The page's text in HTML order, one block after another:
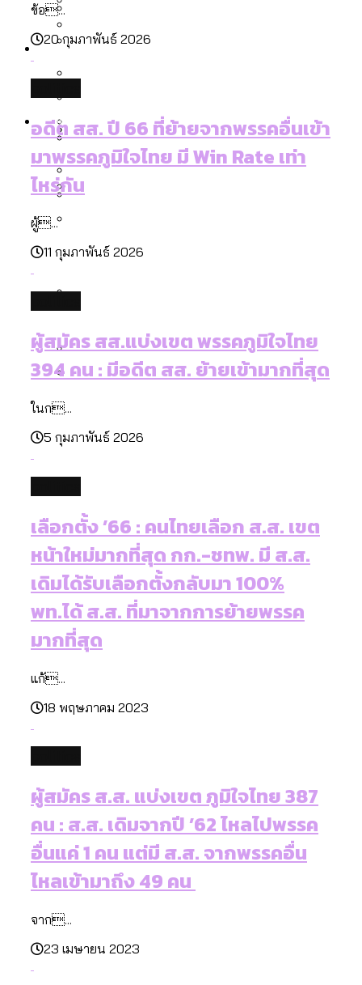
สังเกตการณ์การเลือกตั้งชวนคุยกันถึงบท
กทม. มีอำนาจแค่ไหน ในการแก้ปัญหาให้คน
ที่อาศัยอยู่ในกรุงเทพฯ
งบระบายน้ำ-ป้องกันน้ำท่วม 4 ปี (2566-
2569) ของ กทม. ในยุคชัชชาติ ลงเขตไหน
ความเกลียดชังที่ขายได้ : สำรวจ Hate
Speech ที่ถูกผลิตซ้ำผ่านวิดีโอ AI ในช่วง
ความขัดแย้งไทย-กัมพูชา
งาน ตั้งแต่ปี 2023-2024
ปีนกำแพงส่องซีรีส์จีน: จีนส่งออกภาพ
ลักษณ์แบบไหนสู่สายตาโลก
ควันบุหรี่ที่เข้าปอด [ข้อมูลดิบ]
สำรวจเศรษฐกิจในกรุงเทพฯ ผ่าน
Bangkok Index 2025
ผ่าน Bangkok Index 2025
สำรวจรายได้จากการจัดเก็บภาษีใน
กรุงเทพฯ ผ่าน Bangkok Index 2025
สำรวจสังคมผู้สูงอายุไทย : 6 จังหวัดเป็น
ตายมากกว่าเกิด
กรุงเทพฯ เมืองสังคมผู้สูงอายุ [ข้อมูลดิบ]
กรุงเทพฯ เมืองสังคมผู้สูงอายุ : 36 เขตมี
สูงอายุระดับสุดยอด
Bangkok Index 2025 : อันดับความน่าอยู่
สังคมผู้สูงอายุไทย [ข้อมูลดิบ]
สำรวจเหตุไฟไหม้ในกรุงเทพฯ 2568
[ข้อมูลดิบ]
[ข้อมูลดิบ]
กรุงเทพฯ เมืองสังคมผู้สูงอายุ [ข้อมูลดิบ]
[ข้อมูลดิบ]
Project
Bangkok Index 2022
DEMO Thailand
About Us
ข้อ...
20 กุมภาพันธ์ 2026
อดีต สส. ปี 66 ที่ย้ายจากพรรคอื่นเข้า
มาพรรคภูมิใจไทย มี Win Rate เท่า
ไหร่กัน
ผู้...
11 กุมภาพันธ์ 2026
ผู้สมัคร สส.แบ่งเขต พรรคภูมิใจไทย
394 คน : มีอดีต สส. ย้ายเข้ามากที่สุด
ในก...
5 กุมภาพันธ์ 2026
เลือกตั้ง ’66 : คนไทยเลือก ส.ส. เขต
หน้าใหม่มากที่สุด กก.-ชทพ. มี ส.ส.
เดิมได้รับเลือกตั้งกลับมา 100%
พท.ได้ ส.ส. ที่มาจากการย้ายพรรค
มากที่สุด
แก้...
18 พฤษภาคม 2023
ผู้สมัคร ส.ส. แบ่งเขต ภูมิใจไทย 387
คน : ส.ส. เดิมจากปี ’62 ไหลไปพรรค
อื่นแค่ 1 คน แต่มี ส.ส. จากพรรคอื่น
ไหลเข้ามาถึง 49 คน
จาก...
23 เมษายน 2023